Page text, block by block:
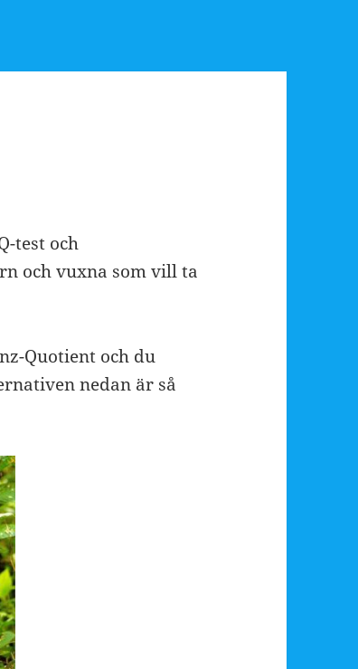
test och
och vuxna som vill ta
Quotient och du
nedan är så